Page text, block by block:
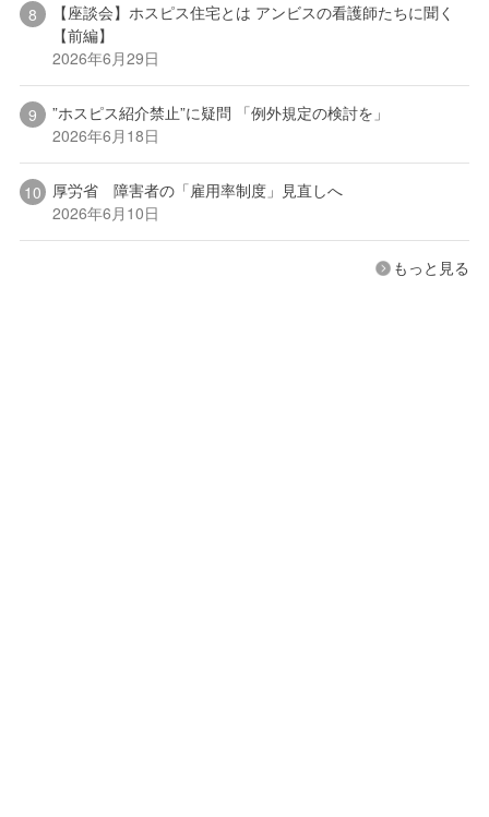
【座談会】ホスピス住宅とは アンビスの看護師たちに聞く
【前編】
2026年6月29日
”ホスピス紹介禁止”に疑問 「例外規定の検討を」
2026年6月18日
厚労省 障害者の「雇用率制度」見直しへ
2026年6月10日
もっと見る